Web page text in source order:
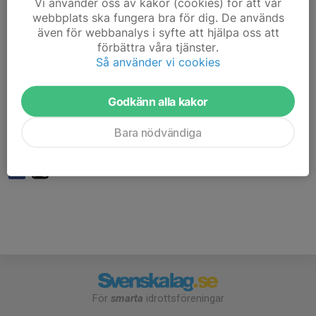
Man måste inte vara på plats precis vid träningsstart
men ju senare man kommer desto mindre tid för att
hinna med att skjuta.
Är det första gången du vill testa på långhållsskytte
hänvisas du till första torsdagen varje månad för att få
För smarta idrottsföreningar
webbplats ska fungera bra för dig. De används
även för webbanalys i syfte att hjälpa oss att
förbättra våra tjänster.
Så använder vi cookies
Godkänn alla kakor
Bara nödvändiga